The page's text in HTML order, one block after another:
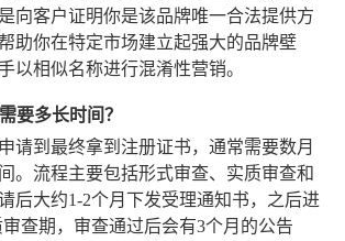
向客户证明你是该品牌唯一合法提供方
助你在特定市场建立起强大的品牌壁
以相似名称进行混淆性营销。
要多长时间？
请到最终拿到注册证书，通常需要数月
。流程主要包括形式审查、实质审查和
后大约1-2个月下发受理通知书，之后进
审查期，审查通过后会有3个月的公告